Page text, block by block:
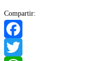
Compartir:
Facebook